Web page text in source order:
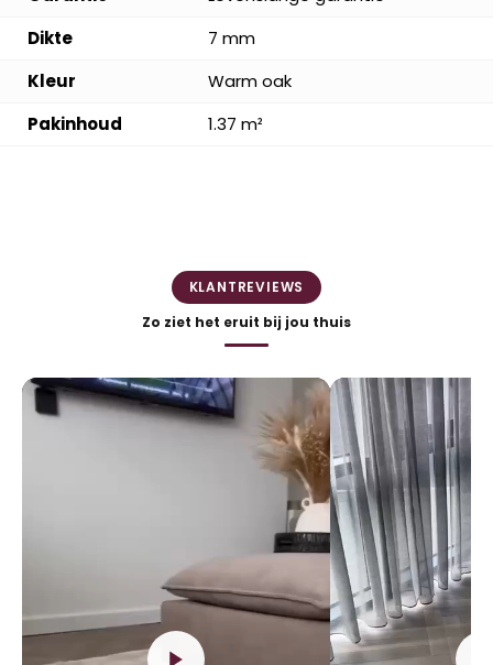
Dikte
7 mm
Kleur
Warm oak
Pakinhoud
1.37 m²
KLANTREVIEWS
Zo ziet het eruit bij jou thuis